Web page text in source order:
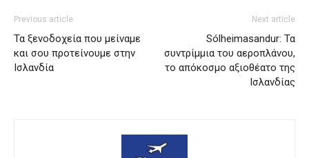
Previous article
Τα ξενοδοχεία που μείναμε
και σου προτείνουμε στην
Ισλανδία
Next article
Sólheimasandur: Τα
συντρίμμια του αεροπλάνου,
το απόκοσμο αξιοθέατο της
Ισλανδίας